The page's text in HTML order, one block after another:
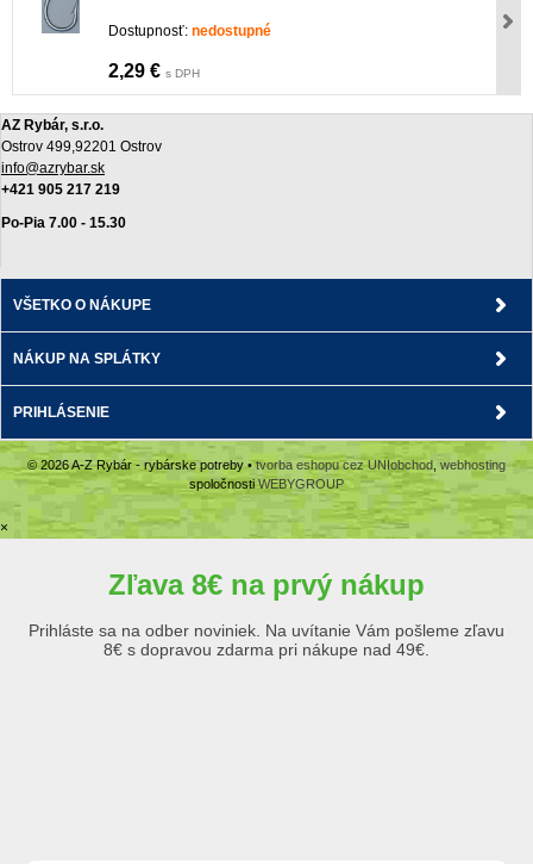
Dostupnosť: nedostupné
2,29 € s DPH
AZ Rybár, s.r.o.
Ostrov 499,92201 Ostrov
info@azrybar.sk
+421 905 217 219
Po-Pia 7.00 - 15.30
VŠETKO O NÁKUPE
NÁKUP NA SPLÁTKY
PRIHLÁSENIE
© 2026 A-Z Rybár - rybárske potreby •tvorba eshopu cez UNIobchod webhosting
spoločnostiWEBYGROUP
×
Zľava 8€ na prvý nákup
Prihláste sa na odber noviniek. Na uvítanie Vám pošleme zľavu
8€ s dopravou zdarma pri nákupe nad 49€.